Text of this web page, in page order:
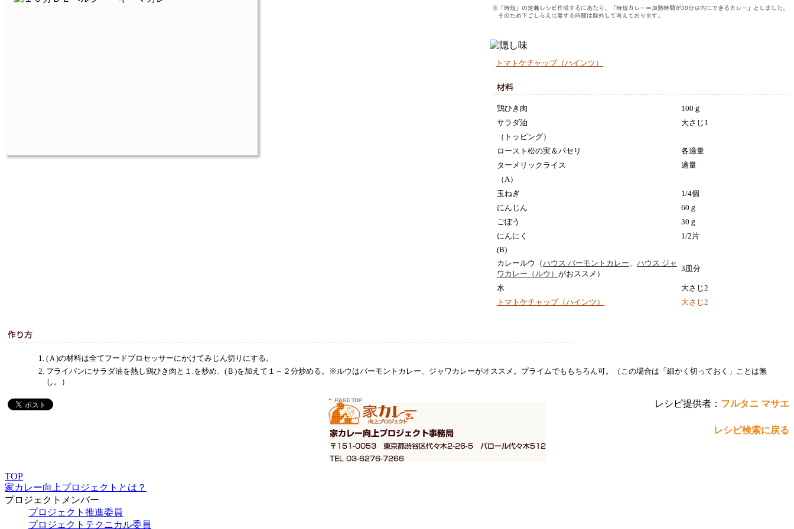
トマトケチャップ（ハインツ）
鶏ひき肉
100ｇ
サラダ油
大さじ1
（トッピング）
ロースト松の実＆パセリ
各適量
ターメリックライス
適量
（A）
玉ねぎ
1/4個
にんじん
60ｇ
ごぼう
30ｇ
にんにく
1/2片
(B)
カレールウ（ハウス バーモントカレー
ハウス ジャ
ワカレー（ルウ） がおススメ）
3皿分
水
大さじ2
トマトケチャップ（ハインツ）
大さじ2
(Ａ)の材料は全てフードプロセッサーにかけてみじん切りにする。
フライパンにサラダ油を熱し鶏ひき肉と１.を炒め、(Ｂ)を加えて１～２分炒める。※ルウはバーモントカレー、ジャワカレーがオススメ。プライムでももちろん可。（この場合は「細かく切っておく」ことは無
し。）
レシピ提供者： フルタニ マサエ
レシピ検索に戻る
TOP
家カレー向上プロジェクトとは？
プロジェクトメンバー
プロジェクト推進委員
プロジェクトテクニカル委員